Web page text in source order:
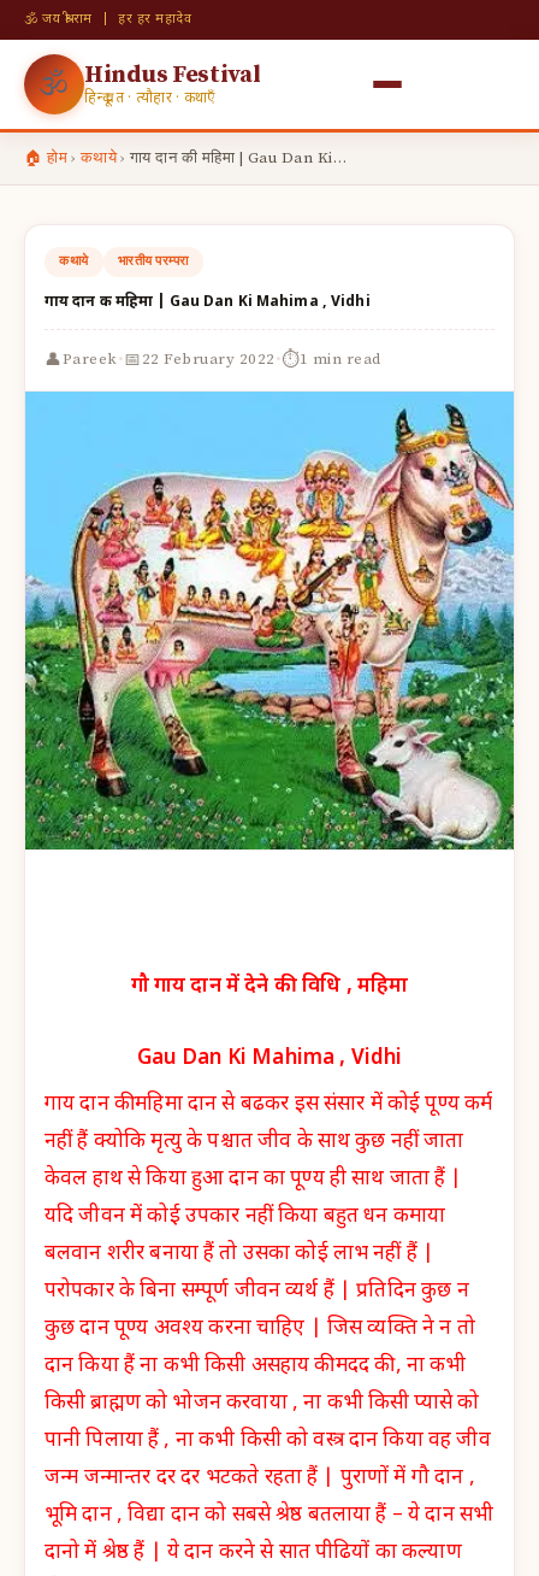
🕉 जय श्री राम | हर हर महादेव
🕉 Hindus Festival
हिन्दू व्रत · त्यौहार · कथाएँ
🏠 होम› कथाये› गाय दान की महिमा | Gau Dan Ki…
कथाये भारतीय परम्परा
गाय दान की महिमा | Gau Dan Ki Mahima , Vidhi
👤Pareek·📅22 February 2022·⏱1 min read
गौ गाय दान में देने की विधि , महिमा
Gau Dan Ki Mahima , Vidhi
गाय दान की महिमा दान से बढकर इस संसार में कोई पूण्य कर्म
नहीं हैं क्योकि मृत्यु के पश्चात जीव के साथ कुछ नहीं जाता
केवल हाथ से किया हुआ दान का पूण्य ही साथ जाता हैं |
यदि जीवन में कोई उपकार नहीं किया बहुत धन कमाया
बलवान शरीर बनाया हैं तो उसका कोई लाभ नहीं हैं |
परोपकार के बिना सम्पूर्ण जीवन व्यर्थ हैं | प्रतिदिन कुछ न
कुछ दान पूण्य अवश्य करना चाहिए | जिस व्यक्ति ने न तो
दान किया हैं ना कभी किसी असहाय की मदद की , ना कभी
किसी ब्राह्मण को भोजन करवाया , ना कभी किसी प्यासे को
पानी पिलाया हैं , ना कभी किसी को वस्त्र दान किया वह जीव
जन्म जन्मान्तर दर दर भटकते रहता हैं | पुराणों में गौ दान ,
भूमि दान , विद्या दान को सबसे श्रेष्ठ बतलाया हैं – ये दान सभी
दानो में श्रेष्ठ हैं | ये दान करने से सात पीढियों का कल्याण